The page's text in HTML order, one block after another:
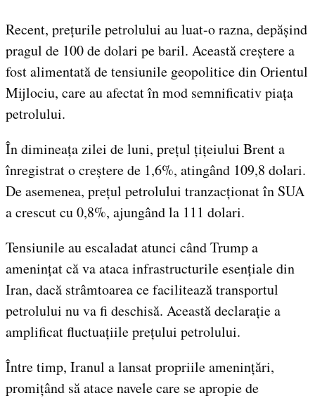
Recent, prețurile petrolului au luat-o razna, depășind
pragul de 100 de dolari pe baril. Această creștere a
fost alimentată de tensiunile geopolitice din Orientul
Mijlociu, care au afectat în mod semnificativ piața
petrolului.
În dimineața zilei de luni, prețul țițeiului Brent a
înregistrat o creștere de 1,6%, atingând 109,8 dolari.
De asemenea, prețul petrolului tranzacționat în SUA
a crescut cu 0,8%, ajungând la 111 dolari.
Tensiunile au escaladat atunci când Trump a
amenințat că va ataca infrastructurile esențiale din
Iran, dacă strâmtoarea ce facilitează transportul
petrolului nu va fi deschisă. Această declarație a
amplificat fluctuațiile prețului petrolului.
Între timp, Iranul a lansat propriile amenințări,
promițând să atace navele care se apropie de